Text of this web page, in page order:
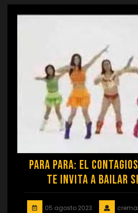
Para para: El
te invita a bailar
05 agosto 2023